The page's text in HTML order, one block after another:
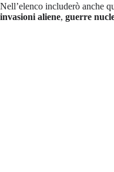
Nell’elenco includerò anche
invasioni aliene, guerre